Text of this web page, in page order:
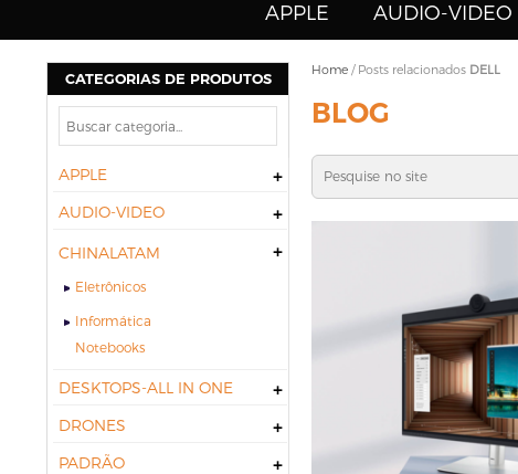
APPLE AUDIO-VIDEO
Home / Posts relacionados DELL
BLOG
CATEGORIAS DE PRODUTOS
APPLE
AUDIO-VIDEO
CHINALATAM
Eletrônicos
Informática
notebooks
DESKTOPS-ALL IN ONE
DRONES
PADRÃO